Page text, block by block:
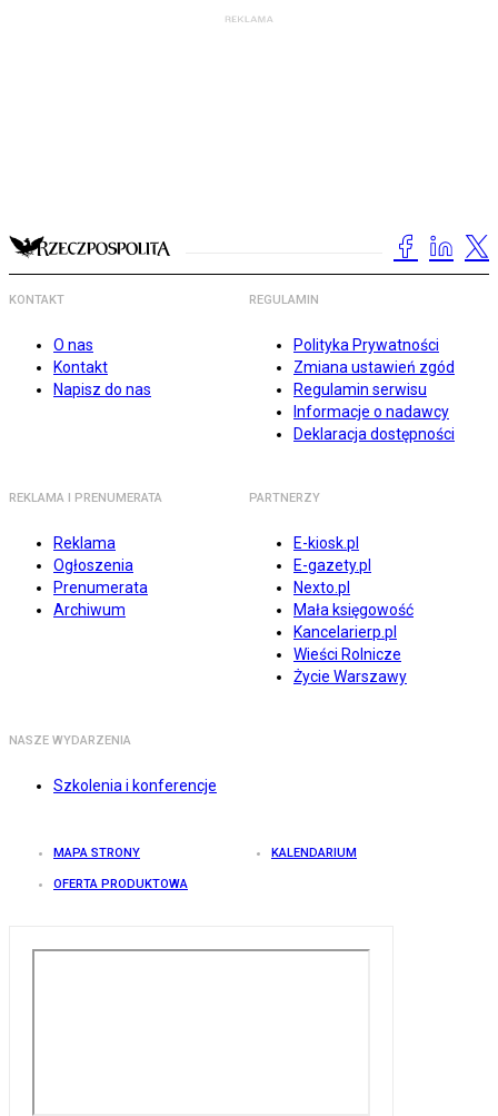
KONTAKT
O nas
Kontakt
Napisz do nas
REGULAMIN
Polityka Prywatności
Zmiana ustawień zgód
Regulamin serwisu
Informacje o nadawcy
Deklaracja dostępności
REKLAMA I PRENUMERATA
Reklama
Ogłoszenia
Prenumerata
Archiwum
PARTNERZY
E-kiosk.pl
E-gazety.pl
Nexto.pl
Mała księgowość
Kancelarierp.pl
Wieści Rolnicze
Życie Warszawy
NASZE WYDARZENIA
Szkolenia i konferencje
MAPA STRONY KALENDARIUM
OFERTA PRODUKTOWA